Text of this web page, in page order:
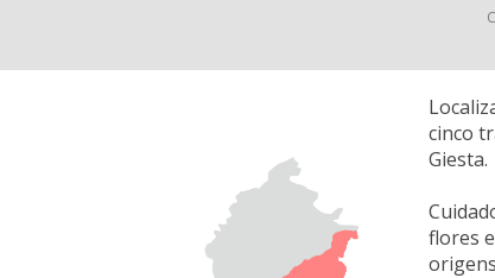
cinco
Giesta.
flores